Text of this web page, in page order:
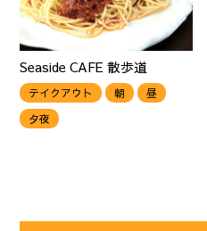
Seaside CAFE 散歩道
テイクアウト 朝
昼
夕夜